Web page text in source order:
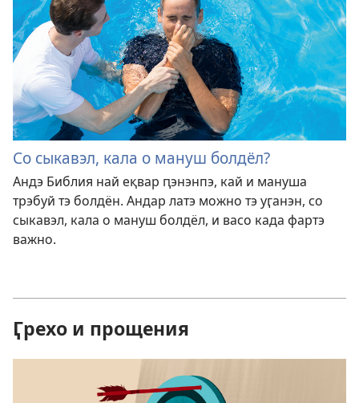
Со сыкавэл, кала о мануш болдёл?
Андэ Библия най еқвар ԥэнэнпэ, кай и мануша
трэбуй тэ болдён. Андар латэ можно тэ уӷанэн, со
сыкавэл, кала о мануш болдёл, и васо када фартэ
важно.
Ӷрехо и прощения